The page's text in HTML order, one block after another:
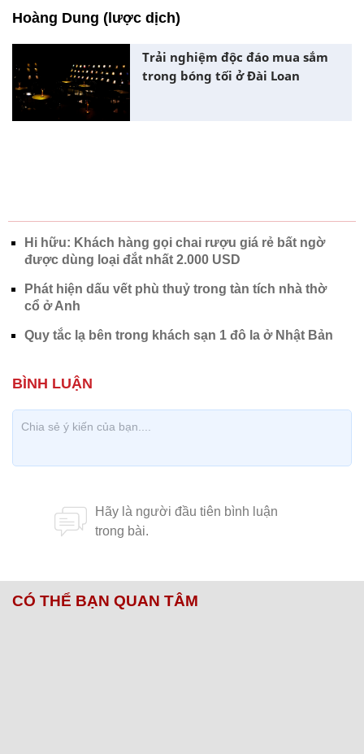
Hoàng Dung (lược dịch)
Trải nghiệm độc đáo mua sắm
trong bóng tối ở Đài Loan
Hi hữu: Khách hàng gọi chai rượu giá rẻ bất ngờ
được dùng loại đắt nhất 2.000 USD
Phát hiện dấu vết phù thuỷ trong tàn tích nhà thờ
cổ ở Anh
Quy tắc lạ bên trong khách sạn 1 đô la ở Nhật Bản
CÓ THỂ BẠN QUAN TÂM